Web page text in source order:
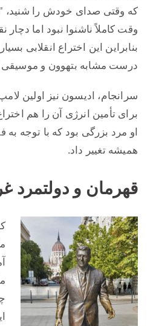
که وقتی صدای خودش را
وقت كاملاً ناشنوا نبود اما
بنابراین این اختراع انقلابی
درست مشابه بتهوون و موسیقی
سرانجام، ادیسون نیز اولین
برای تأمین انرژی آن را هم
او مرد بزرگی بود که با توجه به
همیشه تغییر داد.
قهرمان و دولتمرد